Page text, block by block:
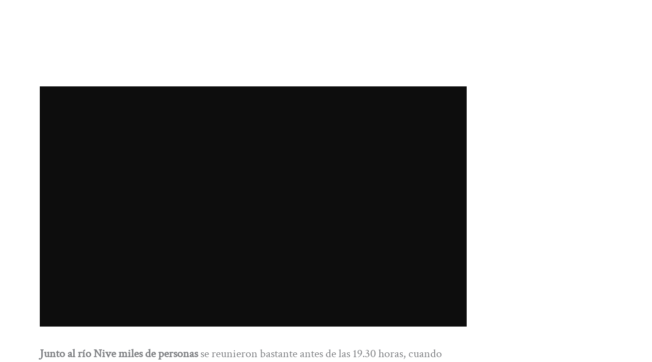
Junto al río Nive miles de personasse reunieron bastante antes de las 19.30 horas, cuando